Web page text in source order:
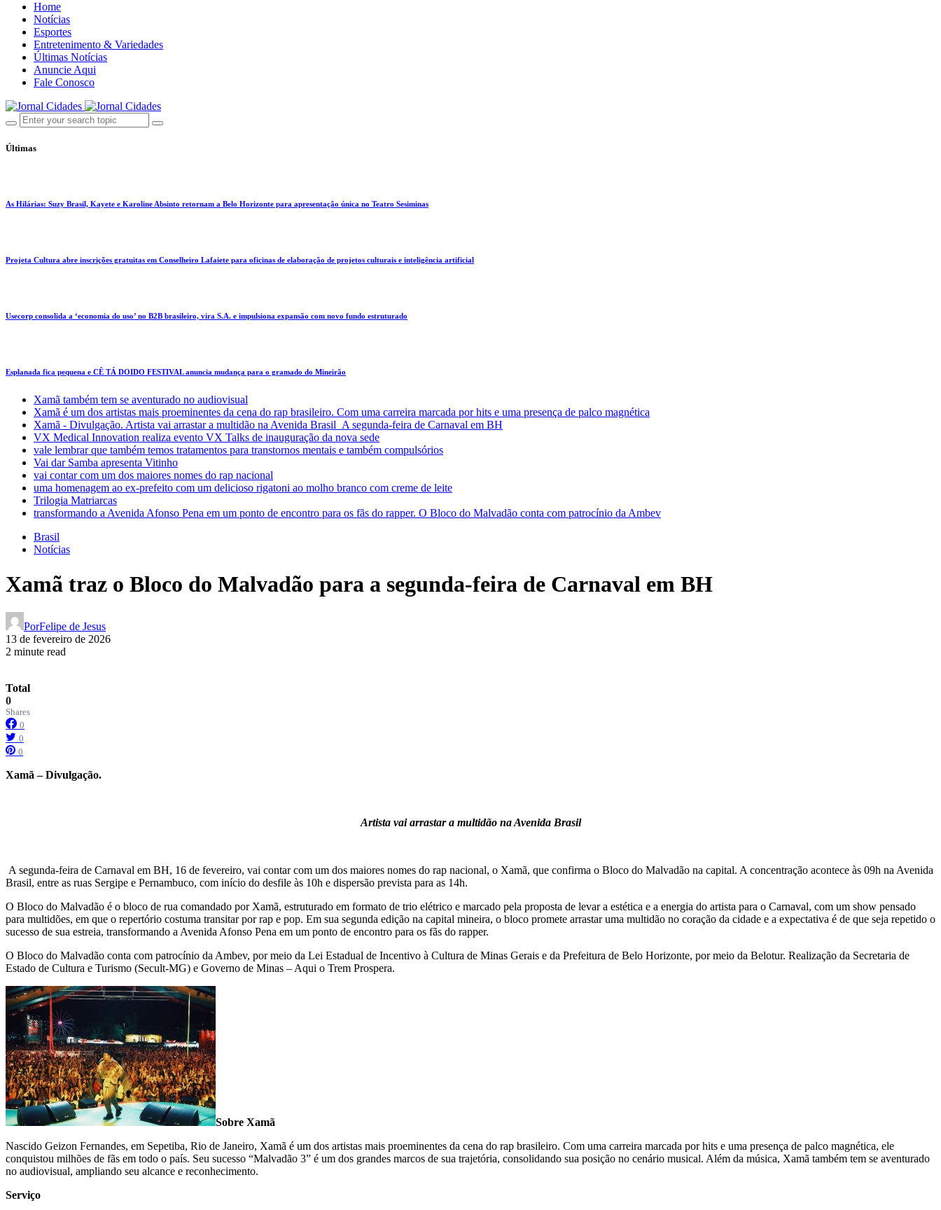
Home
Notícias
Esportes
Entretenimento & Variedades
Últimas Notícias
Anuncie Aqui
Fale Conosco
Últimas
As Hilárias: Suzy Brasil, Kayete e Karoline Absinto retornam a Belo Horizonte para apresentação única no Teatro Sesiminas
Projeta Cultura abre inscrições gratuitas em Conselheiro Lafaiete para oficinas de elaboração de projetos culturais e inteligência artificial
Usecorp consolida a ‘economia do uso’ no B2B brasileiro, vira S.A. e impulsiona expansão com novo fundo estruturado
Esplanada fica pequena e CÊ TÁ DOIDO FESTIVAL anuncia mudança para o gramado do Mineirão
Xamã também tem se aventurado no audiovisual
Xamã é um dos artistas mais proeminentes da cena do rap brasileiro. Com uma carreira marcada por hits e uma presença de palco magnética
Xamã - Divulgação. Artista vai arrastar a multidão na Avenida Brasil A segunda-feira de Carnaval em BH
VX Medical Innovation realiza evento VX Talks de inauguração da nova sede
vale lembrar que também temos tratamentos para transtornos mentais e também compulsórios
Vai dar Samba apresenta Vitinho
vai contar com um dos maiores nomes do rap nacional
uma homenagem ao ex-prefeito com um delicioso rigatoni ao molho branco com creme de leite
Trilogia Matriarcas
transformando a Avenida Afonso Pena em um ponto de encontro para os fãs do rapper. O Bloco do Malvadão conta com patrocínio da Ambev
Brasil
Notícias
Xamã traz o Bloco do Malvadão para a segunda-feira de Carnaval em BH
PorFelipe de Jesus
13 de fevereiro de 2026
2 minute read
Total
0
Shares
0
0
0
Xamã – Divulgação.
Artista vai arrastar a multidão na Avenida Brasil
A segunda-feira de Carnaval em BH, 16 de fevereiro, vai contar com um dos maiores nomes do rap nacional, o Xamã, que confirma o Bloco do Malvadão na capital. A concentração acontece às 09h na Avenida
Brasil, entre as ruas Sergipe e Pernambuco, com início do desfile às 10h e dispersão prevista para as 14h.
O Bloco do Malvadão é o bloco de rua comandado por Xamã, estruturado em formato de trio elétrico e marcado pela proposta de levar a estética e a energia do artista para o Carnaval, com um show pensado
para multidões, em que o repertório costuma transitar por rap e pop. Em sua segunda edição na capital mineira, o bloco promete arrastar uma multidão no coração da cidade e a expectativa é de que seja repetido o
sucesso de sua estreia, transformando a Avenida Afonso Pena em um ponto de encontro para os fãs do rapper.
O Bloco do Malvadão conta com patrocínio da Ambev, por meio da Lei Estadual de Incentivo à Cultura de Minas Gerais e da Prefeitura de Belo Horizonte, por meio da Belotur. Realização da Secretaria de
Estado de Cultura e Turismo (Secult-MG) e Governo de Minas – Aqui o Trem Prospera.
Sobre Xamã
Nascido Geizon Fernandes, em Sepetiba, Rio de Janeiro, Xamã é um dos artistas mais proeminentes da cena do rap brasileiro. Com uma carreira marcada por hits e uma presença de palco magnética, ele
conquistou milhões de fãs em todo o país. Seu sucesso “Malvadão 3” é um dos grandes marcos de sua trajetória, consolidando sua posição no cenário musical. Além da música, Xamã também tem se aventurado
no audiovisual, ampliando seu alcance e reconhecimento.
Serviço